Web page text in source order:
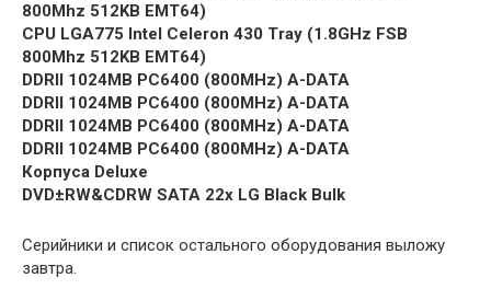
800Mhz 512KB EMT64)
CPU LGA775 Intel Celeron 430 Tray (1.8GHz FSB
800Mhz 512KB EMT64)
DDRII 1024MB PC6400 (800MHz) A-DATA
DDRII 1024MB PC6400 (800MHz) A-DATA
DDRII 1024MB PC6400 (800MHz) A-DATA
DDRII 1024MB PC6400 (800MHz) A-DATA
Корпуса Deluxe
DVD±RW&CDRW SATA 22x LG Black Bulk
Серийники и список остального оборудования выложу
завтра.